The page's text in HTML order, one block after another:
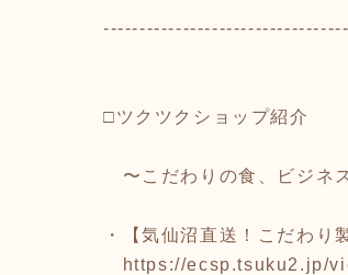
□ツクツクショップ紹介
〜こだわりの食、ビジネ
・【気仙沼直送！こだわり
https://ecsp.tsuku2.jp/